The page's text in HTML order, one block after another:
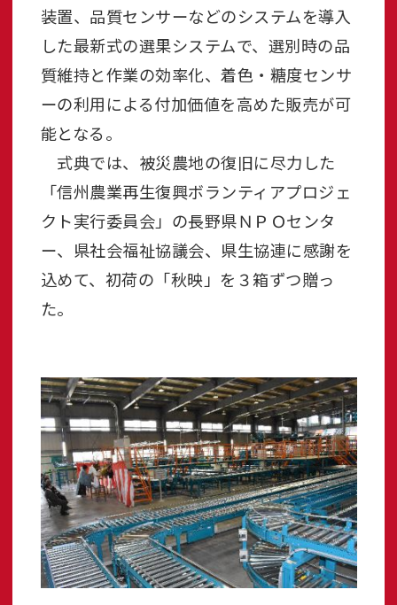
装置、品質センサーなどのシステムを導入
した最新式の選果システムで、選別時の品
質維持と作業の効率化、着色・糖度センサ
ーの利用による付加価値を高めた販売が可
能となる。
式典では、被災農地の復旧に尽力した
「信州農業再生復興ボランティアプロジェ
クト実行委員会」の長野県ＮＰＯセンタ
ー、県社会福祉協議会、県生協連に感謝を
込めて、初荷の「秋映」を３箱ずつ贈っ
た。